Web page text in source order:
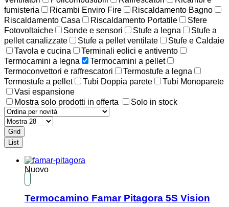
fumisteria
Ricambi Enviro Fire
Riscaldamento Bagno
Riscaldamento Casa
Riscaldamento Portatile
Sfere
Fotovoltaiche
Sonde e sensori Stufe a legna
Stufe a
pellet canalizzate
Stufe a pellet ventilate
Stufe e Caldaie
Tavola e cucina
Terminali eolici e antivento
Termocamini a legna
Termocamini a pellet
Termoconvettori e raffrescatori
Termostufe a legna
Termostufe a pellet
Tubi Doppia parete
Tubi Monoparete
Vasi espansione
Mostra solo prodotti in offerta
Solo in stock
Grid
List
Nuovo
Termocamino Famar Pitagora 5S Vision